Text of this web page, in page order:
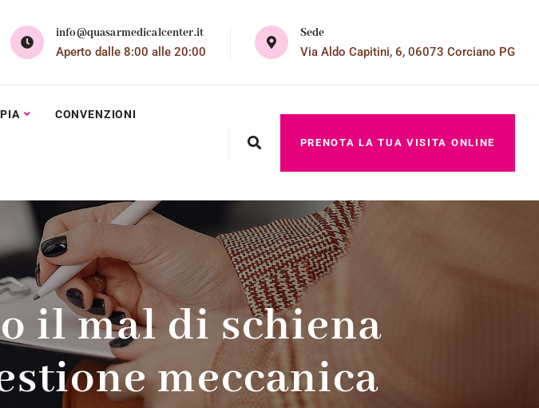
info@quasarmedicalcenter.it
Aperto dalle 8:00 alle 20:00
Sede
Via Aldo Capitini, 6, 06073 Corciano PG
CONVENZIONI
PRENOTA LA TUA VISITA ONLINE
il mal di schiena
meccanica